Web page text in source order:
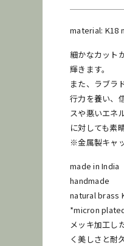
material: K18
細かなカット
輝きます。
また、ラブラ
行力を養い、
スや悪いエネ
に対しても素
※金属製キャ
made in India
handmade
natural brass
*micron
メッキ加工し
く美しさと耐